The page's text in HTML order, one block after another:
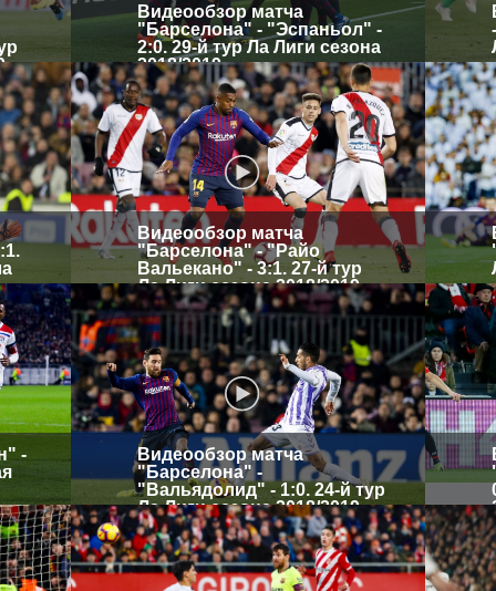
Видеообзор матча
"Барселона" - "Эспаньол" -
2:0. 29-й тур Ла Лиги сезона
2018/2019
Видеообзор матча
"Барселона" - "Райо
Вальекано" - 3:1. 27-й тур
Ла Лиги сезона 2018/2019
-
Видеообзор матча
"Барселона" -
"Вальядолид" - 1:0. 24-й тур
Ла Лиги сезона 2018/2019